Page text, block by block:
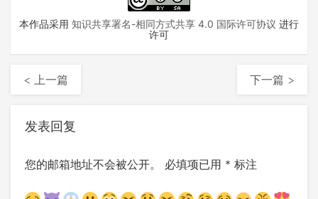
本作品采用 知识共享署名-相同方式共享 4.0 国际许可协议 进行
许可
< 上一篇 下一篇 >
发表回复
您的邮箱地址不会被公开。 必填项已用 * 标注